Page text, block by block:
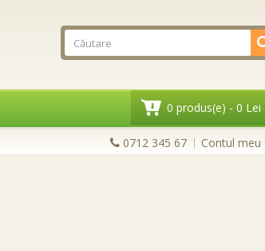
0 produs(e) - 0 Lei
0712 345 67 Contul meu